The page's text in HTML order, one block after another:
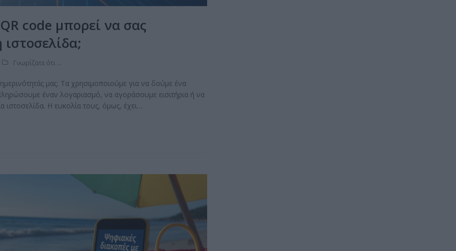
code μπορεί να σας
Γνωρίζατε ότι ...
μας. Τα χρησιμοποιούμε για να δούμε ένα
έναν λογαριασμό, να αγοράσουμε εισιτήρια ή να
Η ευκολία τους, όμως, έχει…